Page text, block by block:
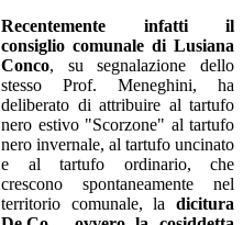
Recentemente infatti il
consiglio comunale di Lusiana
Conco, su segnalazione dello
stesso Prof. Meneghini, ha
deliberato di attribuire al tartufo
nero estivo "Scorzone" al tartufo
nero invernale, al tartufo uncinato
e al tartufo ordinario, che
crescono spontaneamente nel
territorio comunale, la dicitura